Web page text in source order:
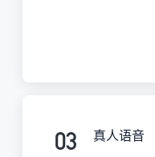
03 真人语音